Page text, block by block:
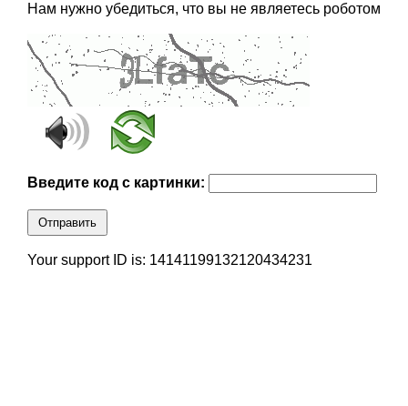
Нам нужно убедиться, что вы не являетесь роботом
Введите код с картинки:
Отправить
Your support ID is: 14141199132120434231